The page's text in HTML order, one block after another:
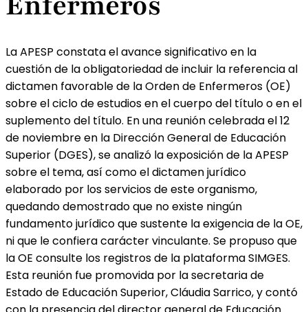
La APESP constata el avance significativo en la
cuestión de la obligatoriedad de incluir la referencia al
dictamen favorable de la Orden de Enfermeros (OE)
sobre el ciclo de estudios en el cuerpo del título o en el
suplemento del título. En una reunión celebrada el 12
de noviembre en la Dirección General de Educación
Superior (DGES), se analizó la exposición de la APESP
sobre el tema, así como el dictamen jurídico
elaborado por los servicios de este organismo,
quedando demostrado que no existe ningún
fundamento jurídico que sustente la exigencia de la OE,
ni que le confiera carácter vinculante. Se propuso que
la OE consulte los registros de la plataforma SIMGES.
Esta reunión fue promovida por la secretaria de
Estado de Educación Superior, Cláudia Sarrico, y contó